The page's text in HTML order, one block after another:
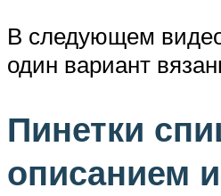
В следующем
один вариант
Пинетки
описанием